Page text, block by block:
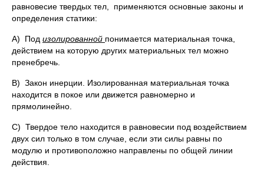
равновесие твердых тел, применяются основные законы и
определения статики:
A) Под изолированной понимается материальная точка,
действием на которую других материальных тел можно
пренебречь.
B) Закон инерции. Изолированная материальная точка
находится в покое или движется равномерно и
прямолинейно.
C) Твердое тело находится в равновесии под воздействием
двух сил только в том случае, если эти силы равны по
модулю и противоположно направлены по общей линии
действия.